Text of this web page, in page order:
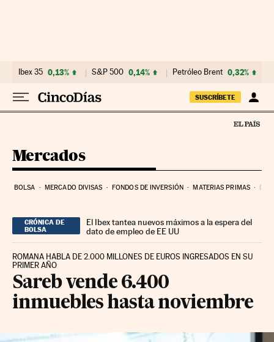
Ibex 35 0,13% S&P 500 0,14% Petróleo Brent 0,32%
SUSCRÍBETE
Mercados
BOLSA MERCADO DIVISAS FONDOS DE INVERSIÓN MATERIAS PRIMAS
CRÓNICA DE
BOLSA
El Ibex tantea nuevos máximos a la espera del
dato de empleo de EE UU
ROMANA HABLA DE 2.000 MILLONES DE EUROS INGRESADOS EN SU
PRIMER AÑO
Sareb vende 6.400
inmuebles hasta noviembre